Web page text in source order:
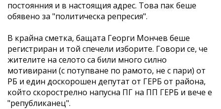
постоянния и в настоящия адрес. Това пак беше
обявено за "политическа репресия".
В крайна сметка, бащата Георги Мончев беше
регистриран и той спечели изборите. Говори се, че
жителите на селото са били много силно
мотивирани (с потупване по рамото, не с пари) от
РБ и един доскорошен депутат от ГЕРБ от района,
който скорострелно напусна ПГ на ПП ГЕРБ и вече е
"републиканец".